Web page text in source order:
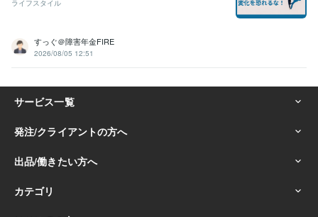
ライフスタイル
すっぐ＠障害年金FIRE
2026/08/05 12:51